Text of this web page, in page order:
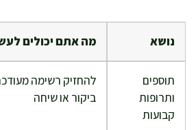
נושא מה אתם יכולים
תוספים
ותרופות
קבועות
להחזיק רשימה
ביקור או שיחה